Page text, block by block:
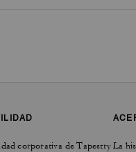
corporativa de TapestryLa